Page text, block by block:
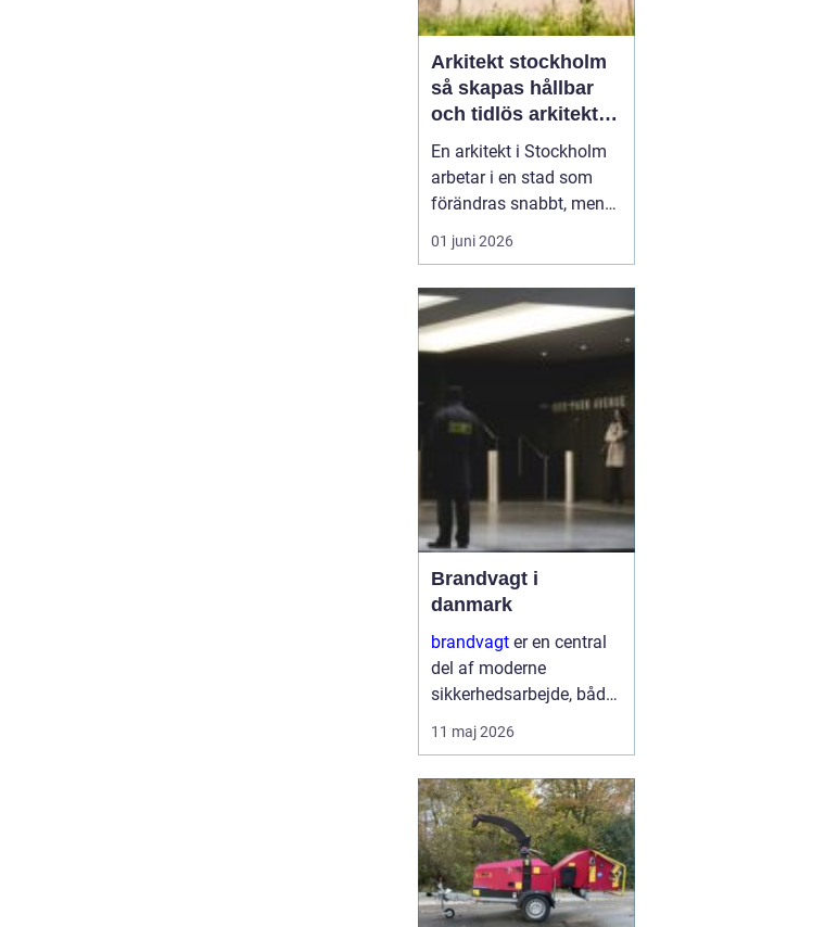
Arkitekt stockholm
så skapas hållbar
och tidlös arkitektur
i huvudstaden
En arkitekt i Stockholm
arbetar i en stad som
förändras snabbt, men
också präglas av starka
historiska lager. Det gör
spännande. När en
privatperson,
fastighetsägare eller
arkitekt i Stockholm
handlar upp...
01 juni 2026
Brandvagt i
danmark
brandvagt er en central
del af moderne
sikkerhedsarbejde, både
på byggepladser, ved
events og i virksomheder
brandrisiko. En
professionel ordning
med brandvagt handler
ikke kun...
11 maj 2026